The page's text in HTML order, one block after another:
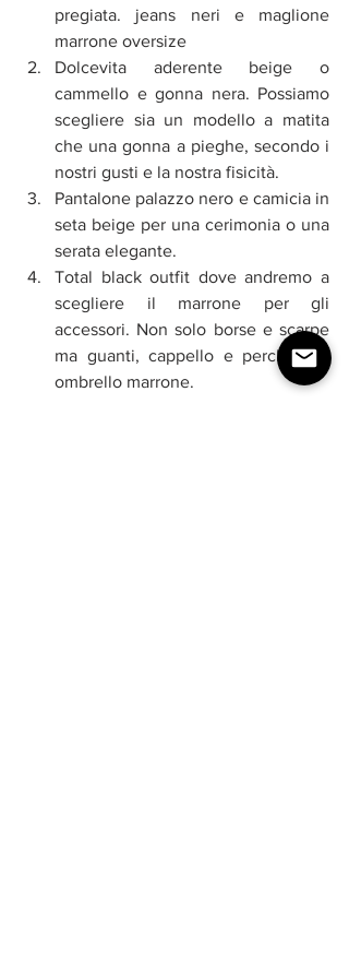
pregiata. jeans neri e maglione
marrone oversize
Dolcevita aderente beige o
cammello e gonna nera. Possiamo
scegliere sia un modello a matita
che una gonna a pieghe, secondo i
nostri gusti e la nostra fisicità.
Pantalone palazzo nero e camicia in
seta beige per una cerimonia o una
serata elegante.
Total black outfit dove andremo a
scegliere il marrone per gli
accessori. Non solo borse e scarpe
ma guanti, cappello e perché no,
ombrello marrone.